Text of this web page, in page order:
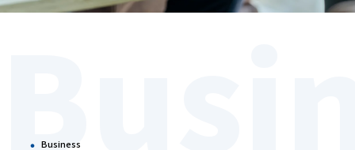
・ Business